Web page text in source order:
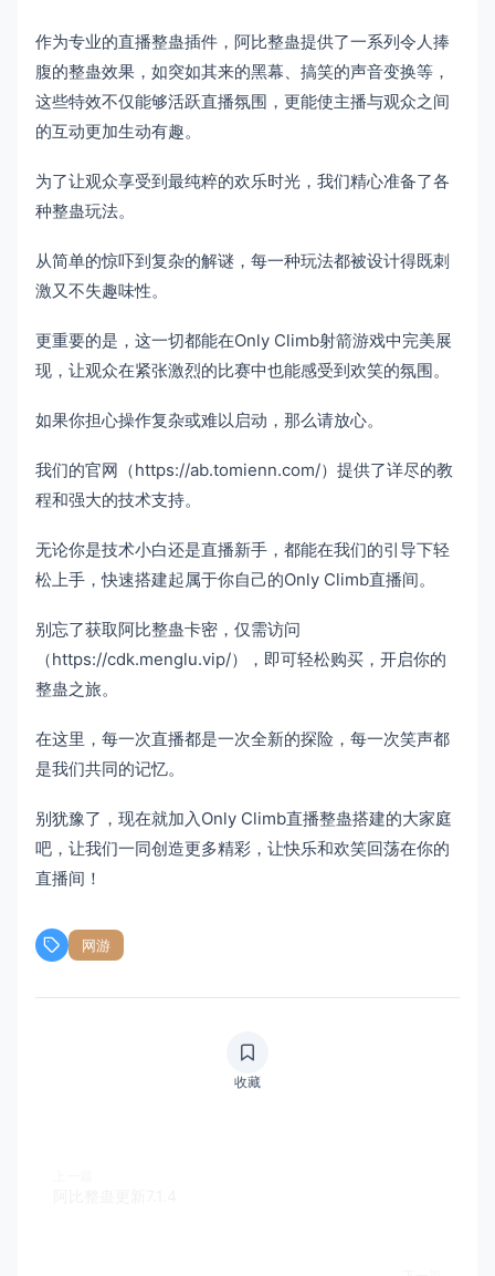
作为专业的直播整蛊插件，阿比整蛊提供了一系列令人捧
腹的整蛊效果，如突如其来的黑幕、搞笑的声音变换等，
这些特效不仅能够活跃直播氛围，更能使主播与观众之间
的互动更加生动有趣。
为了让观众享受到最纯粹的欢乐时光，我们精心准备了各
种整蛊玩法。
从简单的惊吓到复杂的解谜，每一种玩法都被设计得既刺
激又不失趣味性。
更重要的是，这一切都能在Only Climb射箭游戏中完美展
现，让观众在紧张激烈的比赛中也能感受到欢笑的氛围。
如果你担心操作复杂或难以启动，那么请放心。
我们的官网（https://ab.tomienn.com/）提供了详尽的教
程和强大的技术支持。
无论你是技术小白还是直播新手，都能在我们的引导下轻
松上手，快速搭建起属于你自己的Only Climb直播间。
别忘了获取阿比整蛊卡密，仅需访问
（https://cdk.menglu.vip/），即可轻松购买，开启你的
整蛊之旅。
在这里，每一次直播都是一次全新的探险，每一次笑声都
是我们共同的记忆。
别犹豫了，现在就加入Only Climb直播整蛊搭建的大家庭
吧，让我们一同创造更多精彩，让快乐和欢笑回荡在你的
直播间！
网游
收藏